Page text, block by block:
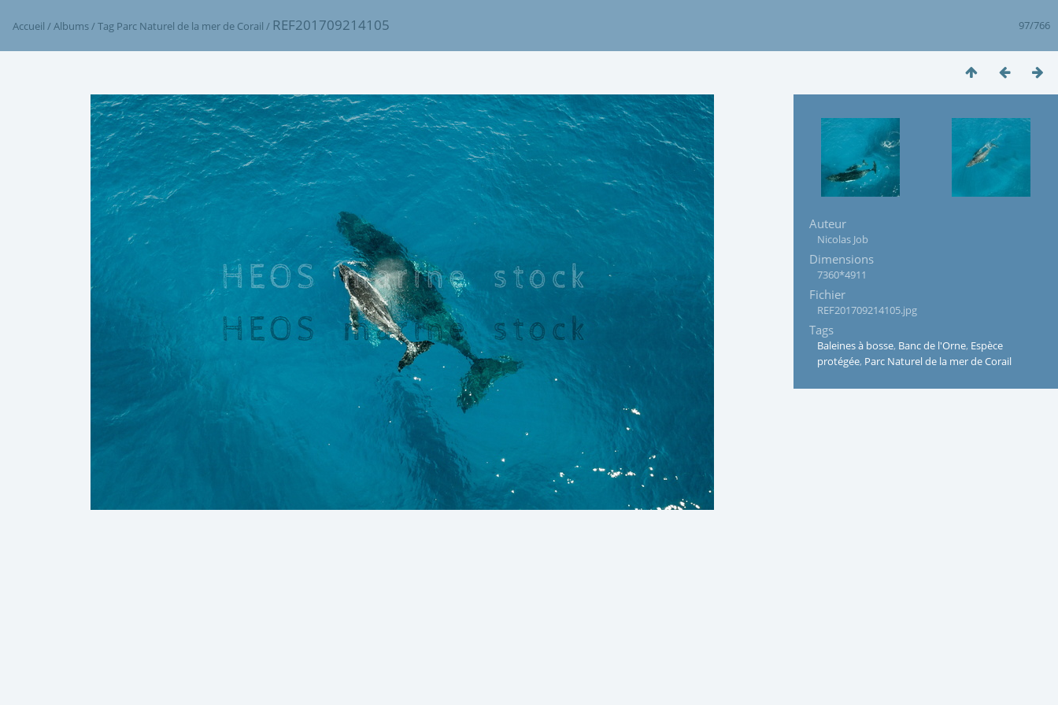
97/766
Accueil /Albums/Tag Parc Naturel de la mer de Corail / REF201709214105
Auteur
Nicolas Job
Dimensions
7360*4911
Fichier
REF201709214105.jpg
Tags
Baleines à bosse, Banc de l'Orne, Espèce
protégée, Parc Naturel de la mer de Corail